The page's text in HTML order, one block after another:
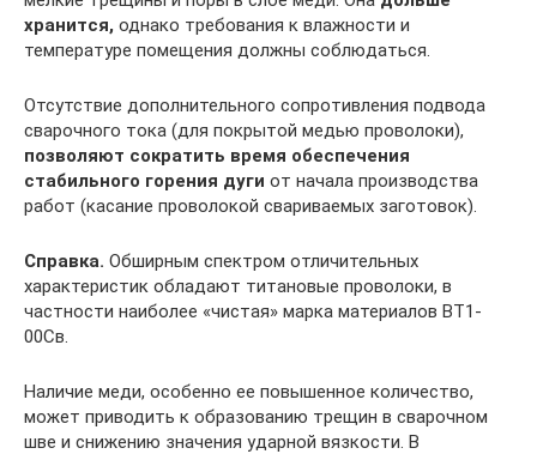
хранится, однако требования к влажности и
температуре помещения должны соблюдаться.
Отсутствие дополнительного сопротивления подвода
сварочного тока (для покрытой медью проволоки),
позволяют сократить время обеспечения
стабильного горения дуги от начала производства
работ (касание проволокой свариваемых заготовок).
Справка. Обширным спектром отличительных
характеристик обладают титановые проволоки, в
частности наиболее «чистая» марка материалов ВТ1-
00Св.
Наличие меди, особенно ее повышенное количество,
может приводить к образованию трещин в сварочном
шве и снижению значения ударной вязкости. В